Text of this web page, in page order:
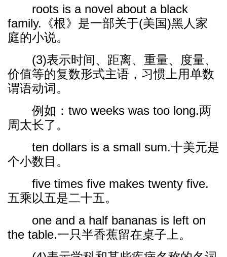
roots is a novel about a black
family.《根》是一部关于(美国)黑人家
庭的小说。
(3)表示时间、距离、重量、度量、
价值等的复数形式主语，习惯上用单数
谓语动词。
例如：two weeks was too long.两
周太长了。
ten dollars is a small sum.十美元是
个小数目。
five times five makes twenty five.
五乘以五是二十五。
one and a half bananas is left on
the table.一只半香蕉留在桌子上。